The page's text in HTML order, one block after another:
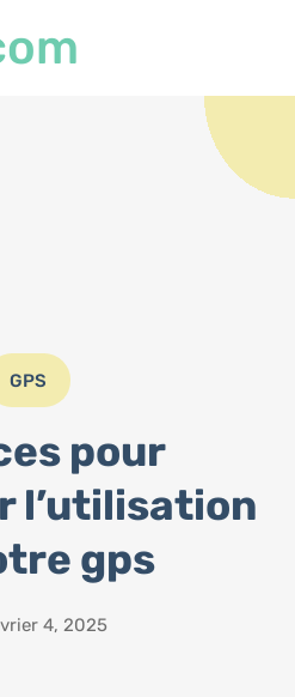
GPS
pour
l’utilisation
gps
4, 2025